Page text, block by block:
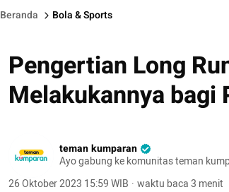
Beranda Bola & Sports
Pengertian Long
Melakukannya bagi
teman kumparan
Ayo gabung ke komunitas teman
26 Oktober 2023 15:59 WIB · waktu baca 3 menit